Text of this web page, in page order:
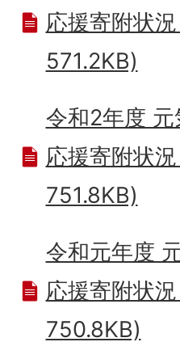
応援寄附状
571.2KB)
令和2年度
応援寄附状
751.8KB)
令和元年度
応援寄附状
750.8KB)